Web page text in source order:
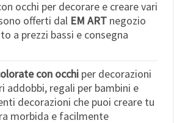
occhi per decorare e creare vari
offerti dal EM ART negozio
a prezzi bassi e consegna
con occhi per decorazioni
addobbi, regali per bambini e
decorazioni che puoi creare tu
morbida e facilmente